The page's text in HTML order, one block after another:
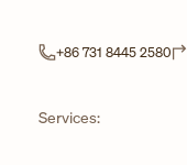
+86 731 8445 2580
Services: